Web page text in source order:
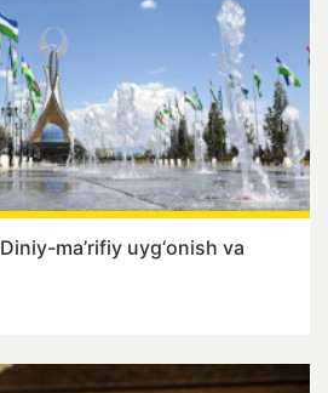
ma’rifiy uyg‘onish va